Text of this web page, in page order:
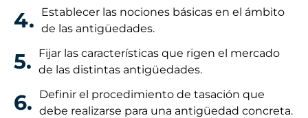
4.
Establecer las nociones básicas en el ámbito
de las antigüedades.
5.
Fijar las características que rigen el mercado
de las distintas antigüedades.
6.
Definir el procedimiento de tasación que
debe realizarse para una antigüedad concreta.